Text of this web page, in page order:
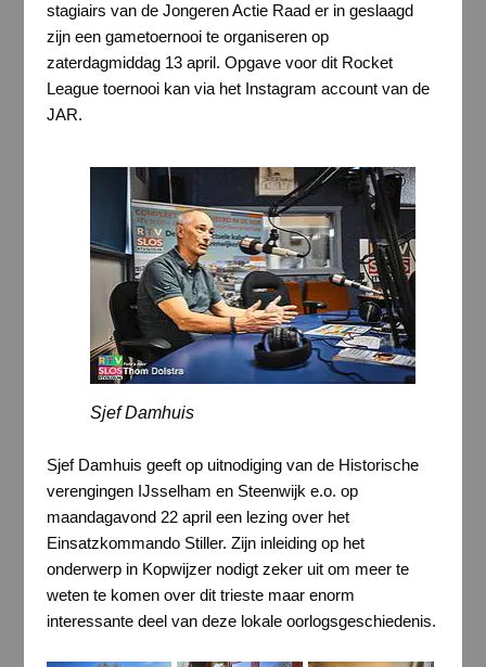
stagiairs van de Jongeren Actie Raad er in geslaagd
zijn een gametoernooi te organiseren op
zaterdagmiddag 13 april. Opgave voor dit Rocket
League toernooi kan via het Instagram account van de
JAR.
Sjef Damhuis
Sjef Damhuis geeft op uitnodiging van de Historische
verengingen IJsselham en Steenwijk e.o. op
maandagavond 22 april een lezing over het
Einsatzkommando Stiller. Zijn inleiding op het
onderwerp in Kopwijzer nodigt zeker uit om meer te
weten te komen over dit trieste maar enorm
interessante deel van deze lokale oorlogsgeschiedenis.